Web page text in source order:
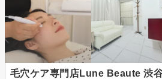
毛穴ケア専門店Lune Beaute 渋